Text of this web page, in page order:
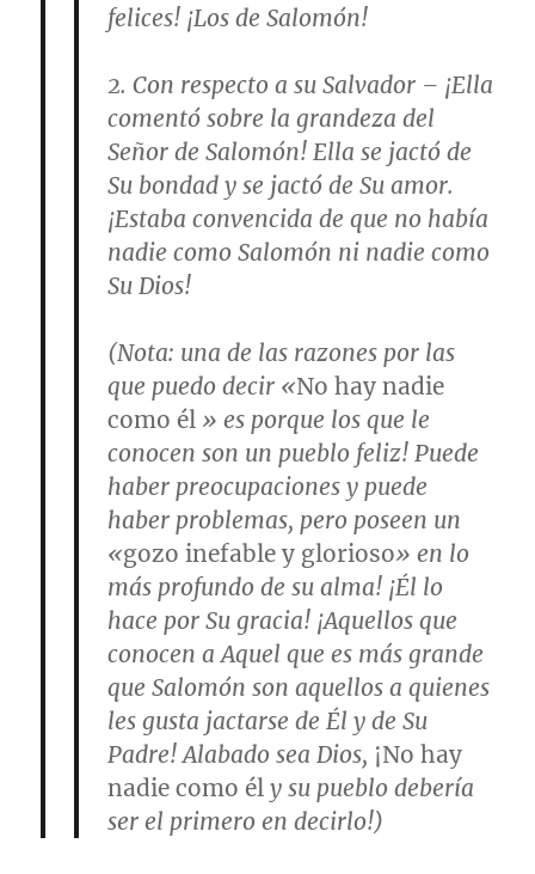
felices! ¡Los de Salomón!
2.Con respecto a su Salvador – ¡Ella
comentó sobre la grandeza del
Señor de Salomón! Ella se jactó de
Su bondad y se jactó de Su amor.
¡Estaba convencida de que no había
nadie como Salomón ni nadie como
Su Dios!
(Nota: una de las razones por las
que puedo decir «No hay nadie
como él » es porque los que le
conocen son un pueblo feliz! Puede
haber preocupaciones y puede
haber problemas, pero poseen un
«gozo inefable y glorioso» en lo
más profundo de su alma! ¡Él lo
hace por Su gracia! ¡Aquellos que
conocen a Aquel que es más grande
que Salomón son aquellos a quienes
les gusta jactarse de Él y de Su
Padre! Alabado sea Dios, ¡No hay
nadie como él y su pueblo debería
ser el primero en decirlo!)